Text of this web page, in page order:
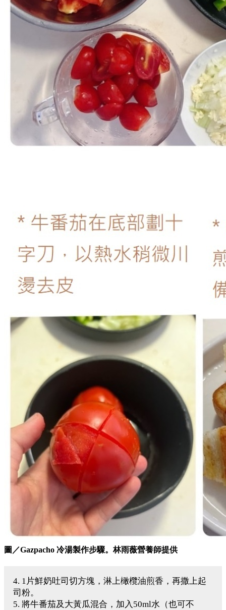
圖／Gazpacho 冷湯製作步驟。林雨薇營養師提供
4. 1片鮮奶吐司切方塊，淋上橄欖油煎香，再撒上起
司粉。
5. 將牛番茄及大黃瓜混合，加入50ml水（也可不